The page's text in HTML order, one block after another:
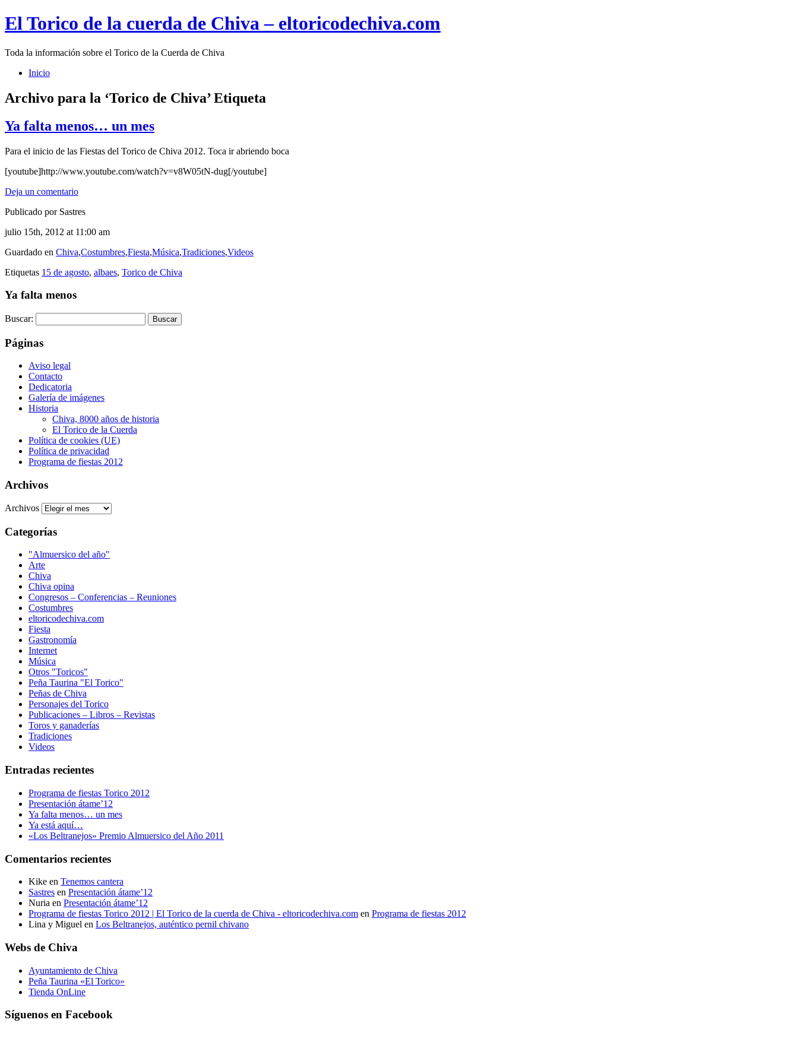
El Torico de la cuerda de Chiva – eltoricodechiva.com
Toda la información sobre el Torico de la Cuerda de Chiva
Inicio
Archivo para la ‘Torico de Chiva’ Etiqueta
Ya falta menos… un mes
Para el inicio de las Fiestas del Torico de Chiva 2012. Toca ir abriendo boca
[youtube]http://www.youtube.com/watch?v=v8W05tN-dug[/youtube]
Deja un comentario
Publicado por Sastres
julio 15th, 2012 at 11:00 am
Guardado en Chiva,Costumbres,Fiesta,Música,Tradiciones,Videos
Etiquetas 15 de agosto, albaes, Torico de Chiva
Ya falta menos
Buscar:
Páginas
Aviso legal
Contacto
Dedicatoria
Galería de imágenes
Historia
Chiva, 8000 años de historia
El Torico de la Cuerda
Política de cookies (UE)
Política de privacidad
Programa de fiestas 2012
Archivos
Archivos
Categorías
"Almuersico del año"
Arte
Chiva
Chiva opina
Congresos – Conferencias – Reuniones
Costumbres
eltoricodechiva.com
Fiesta
Gastronomía
Internet
Música
Otros "Toricos"
Peña Taurina "El Torico"
Peñas de Chiva
Personajes del Torico
Publicaciones – Libros – Revistas
Toros y ganaderías
Tradiciones
Videos
Entradas recientes
Programa de fiestas Torico 2012
Presentación átame’12
Ya falta menos… un mes
Ya está aquí…
«Los Beltranejos» Premio Almuersico del Año 2011
Comentarios recientes
Kike en Tenemos cantera
Sastres en Presentación átame’12
Nuria en Presentación átame’12
Programa de fiestas Torico 2012 | El Torico de la cuerda de Chiva - eltoricodechiva.com en Programa de fiestas 2012
Lina y Miguel en Los Beltranejos, auténtico pernil chivano
Webs de Chiva
Ayuntamiento de Chiva
Peña Taurina «El Torico»
Tienda OnLine
Síguenos en Facebook